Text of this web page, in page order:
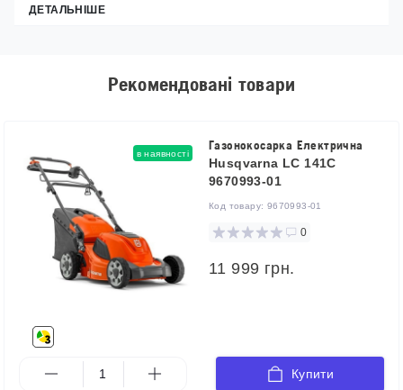
ДЕТАЛЬНІШЕ
Рекомендовані товари
в наявності
Газонокосарка Електрична
Husqvarna LC 141C
9670993-01
Код товару: 9670993-01
0
11 999 грн.
Купити